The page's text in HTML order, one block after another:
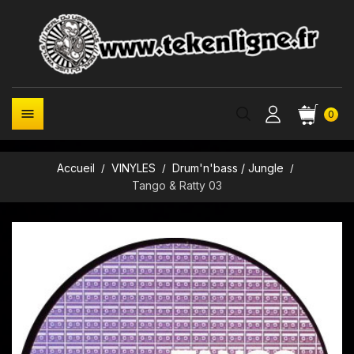
0

Accueil VINYLES
Drum'n'bass / Jungle
Tango & Ratty 03